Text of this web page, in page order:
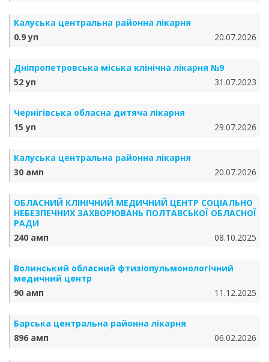
Калуська центральна районна лікарня
0.9 уп
20.07.2026
Дніпропетровська міська клінічна лікарня №9
52 уп
31.07.2023
Чернігівська обласна дитяча лікарня
15 уп
29.07.2026
Калуська центральна районна лікарня
30 амп
20.07.2026
ОБЛАСНИЙ КЛІНІЧНИЙ МЕДИЧНИЙ ЦЕНТР СОЦІАЛЬНО
НЕБЕЗПЕЧНИХ ЗАХВОРЮВАНЬ ПОЛТАВСЬКОЇ ОБЛАСНОЇ
РАДИ
240 амп
08.10.2025
Волинський обласний фтизіопульмонологічний
медичний центр
90 амп
11.12.2025
Барська центральна районна лікарня
896 амп
06.02.2026